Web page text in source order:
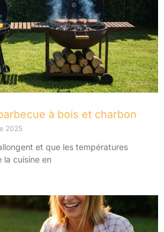
à bois et charbon
2025
et que les températures
la cuisine en